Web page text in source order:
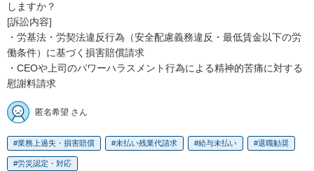
しますか？
[訴訟内容]
・労基法・労契法違反行為（安全配慮義務違反・最低賃金以下の労
働条件）に基づく損害賠償請求
・CEOや上司のパワーハラスメント行為による精神的苦痛に対する
慰謝料請求
匿名希望 さん
業務上過失・損害賠償 未払い残業代請求 給与未払い 退職勧奨
労災認定・対応